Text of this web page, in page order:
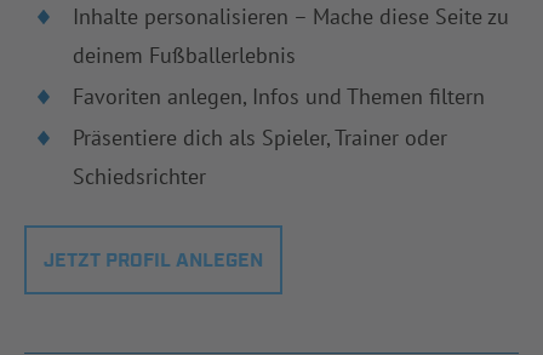
Inhalte personalisieren – Mache diese Seite zu
deinem Fußballerlebnis
Favoriten anlegen, Infos und Themen filtern
Präsentiere dich als Spieler, Trainer oder
Schiedsrichter
JETZT PROFIL ANLEGEN